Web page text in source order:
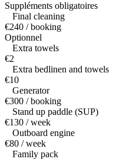
Suppléments obligatoires
Final cleaning
€240 / booking
Optionnel
Extra towels
€2
Extra bedlinen and towels
€10
Generator
€300 / booking
Stand up paddle (SUP)
€130 / week
Outboard engine
€80 / week
Family pack